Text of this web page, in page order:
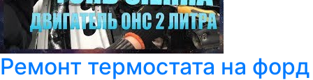
Ремонт термостата на форд